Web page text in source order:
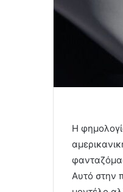
Η
Αυτό στην